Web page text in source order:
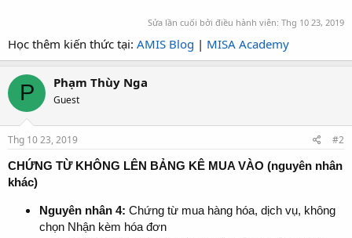
Sửa lần cuối bởi điều hành viên: Thg 10 23, 2019
Học thêm kiến thức tại: AMIS Blog | MISA Academy
P Phạm Thùy Nga
Guest
Thg 10 23, 2019
#2
CHỨNG TỪ KHÔNG LÊN BẢNG KÊ MUA VÀO (nguyên nhân
khác)
Nguyên nhân 4: Chứng từ mua hàng hóa, dịch vụ, không
chọn Nhận kèm hóa đơn